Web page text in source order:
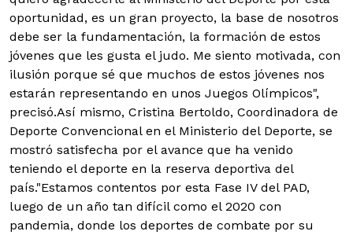
oportunidad, es un gran proyecto, la base de nosotros
debe ser la fundamentación, la formación de estos
jóvenes que les gusta el judo. Me siento motivada, con
ilusión porque sé que muchos de estos jóvenes nos
estarán representando en unos Juegos Olímpicos",
precisó.Así mismo, Cristina Bertoldo, Coordinadora de
Deporte Convencional en el Ministerio del Deporte, se
mostró satisfecha por el avance que ha venido
teniendo el deporte en la reserva deportiva del
país."Estamos contentos por esta Fase IV del PAD,
luego de un año tan difícil como el 2020 con
pandemia, donde los deportes de combate por su